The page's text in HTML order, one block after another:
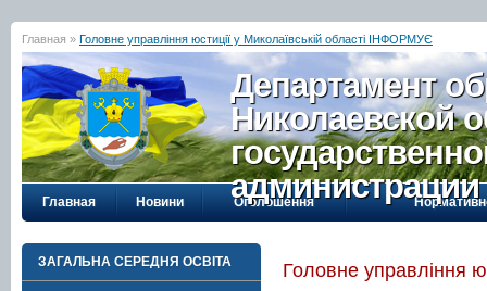
Главная » Головне управління юстиції у Миколаївській області ІНФОРМУЄ
Департамент
Николаевской
администрации
Главная Новини Оголошення
ЗАГАЛЬНА СЕРЕДНЯ ОСВІТА Головне управління